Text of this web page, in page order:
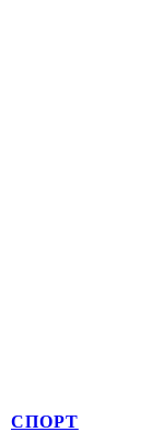
СПОРТ